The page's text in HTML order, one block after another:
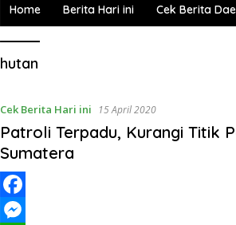
Home Berita Hari ini Cek Berita
hutan
Cek Berita Hari ini 15 April 2020
Patroli Terpadu, Kurangi Titik
Sumatera
F